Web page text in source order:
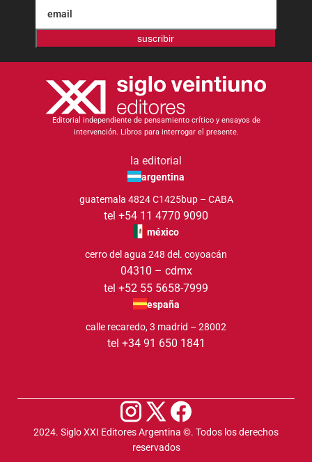
suscribir
Editorial independiente de pensamiento crítico y ensayos de
intervención. Libros para interrogar el presente.
la editorial
argentina
guatemala 4824 C1425bup – CABA
tel +54 11 4770 9090
méxico
cerro del agua 248 del. coyoacán
04310 – cdmx
tel +52 55 5658-7999
españa
calle recaredo, 3 madrid – 28002
tel +34 91 650 1841
2024. Siglo XXI Editores Argentina ©️. Todos los derechos
reservados